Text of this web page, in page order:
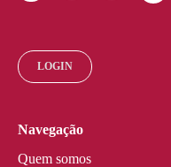
LOGIN
Navegação
Quem somos